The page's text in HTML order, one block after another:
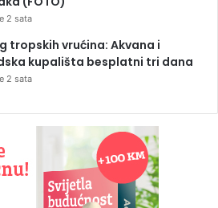
2 sata
tropskih vrućina: Akvana i
kupališta besplatni tri dana
2 sata